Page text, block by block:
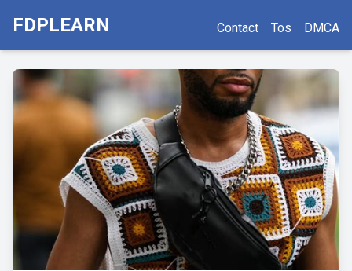
FDPLEARN Contact Tos DMCA